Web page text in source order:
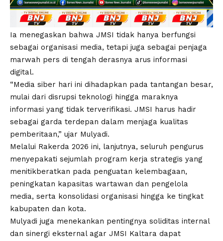
Ia menegaskan bahwa JMSI tidak hanya berfungsi
sebagai organisasi media, tetapi juga sebagai penjaga
marwah pers di tengah derasnya arus informasi
digital.
“Media siber hari ini dihadapkan pada tantangan besar,
mulai dari disrupsi teknologi hingga maraknya
informasi yang tidak terverifikasi. JMSI harus hadir
sebagai garda terdepan dalam menjaga kualitas
pemberitaan,” ujar Mulyadi.
Melalui Rakerda 2026 ini, lanjutnya, seluruh pengurus
menyepakati sejumlah program kerja strategis yang
menitikberatkan pada penguatan kelembagaan,
peningkatan kapasitas wartawan dan pengelola
media, serta konsolidasi organisasi hingga ke tingkat
kabupaten dan kota.
Mulyadi juga menekankan pentingnya soliditas internal
dan sinergi eksternal agar JMSI Kaltara dapat